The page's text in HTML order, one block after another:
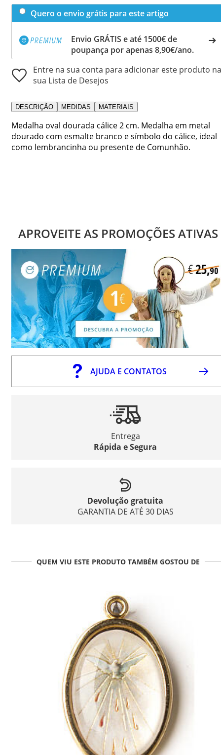
Quero o envio grátis para este artigo
Envio GRÁTIS e até 1500€ de
poupança por apenas 8,90€/ano.
Entre na sua conta para adicionar este produto na
sua Lista de Desejos
DESCRIÇÃO MEDIDAS MATERIAIS
Medalha oval dourada cálice 2 cm. Medalha em metal
dourado com esmalte branco e símbolo do cálice, ideal
como lembrancinha ou presente de Comunhão.
APROVEITE AS PROMOÇÕES ATIVAS
AJUDA E CONTATOS
Entrega
Rápida e Segura
Devolução gratuita
GARANTIA DE ATÉ 30 DIAS
QUEM VIU ESTE PRODUTO TAMBÉM GOSTOU DE